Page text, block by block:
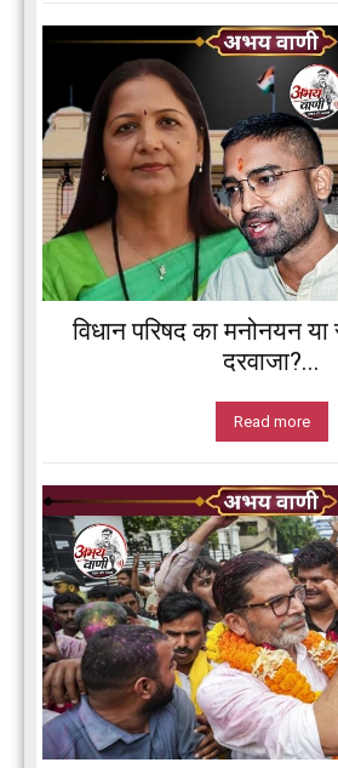
विधान परिषद का मनोनयन या
दरवाजा?...
Read more